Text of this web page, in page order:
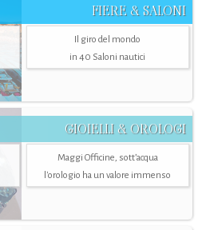
FIERE & SALONI
Il giro del mondo
in 40 Saloni nautici
GIOIELLI & OROLOGI
Maggi Officine, sott’acqua
l'orologio ha un valore immenso